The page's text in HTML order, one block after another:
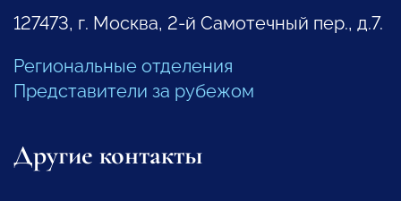
127473, г. Москва, 2-й Самотечный пер., д.7.
Региональные отделения
Представители за рубежом
Другие контакты